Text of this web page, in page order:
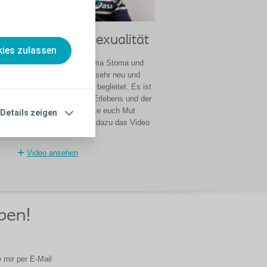
zulassen
Details zeigen
Stoma und Sexualität
Für mich war das Thema Stoma und
Sexualität erst einmal sehr neu und
auch von Unsicherheit begleitet. Es ist
eine neue Phase des Erlebens und der
Findung und ich möchte euch Mut
machen. Schaut euch dazu das Video
Video ansehen
per E-Mail